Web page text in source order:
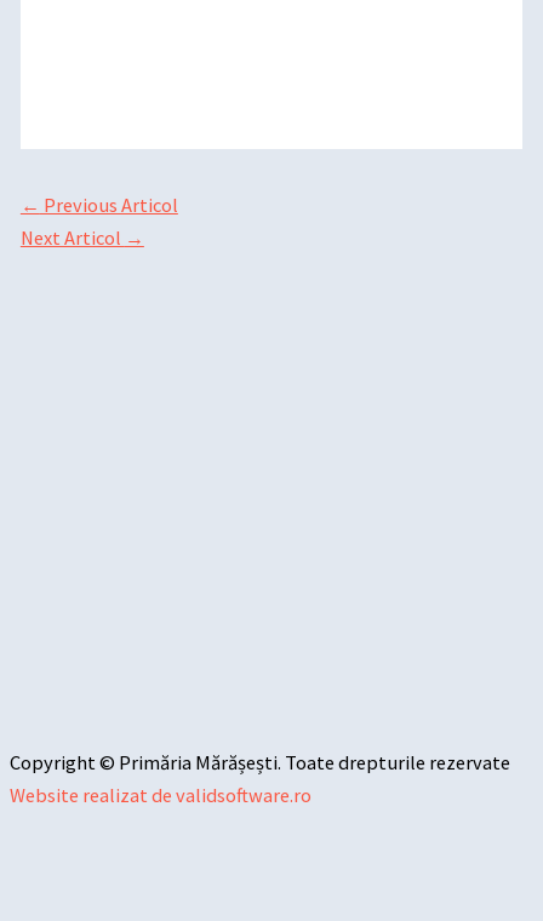
← Previous Articol
Next Articol →
Copyright © Primăria Mărășești. Toate drepturile rezervate
Website realizat de validsoftware.ro